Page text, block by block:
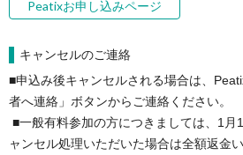
Peatixお申し込みページ
キャンセルのご連絡
■申込み後キャンセルされる場合は、
者へ連絡」ボタンからご連絡ください。
ャンセル処理いただいた場合は全額返金